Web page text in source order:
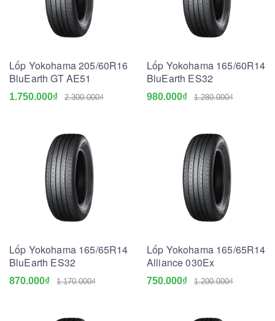
Lốp Yokohama 205/60R16
BluEarth GT AE51
1.750.000₫ 2.300.000₫
Lốp Yokohama 165/60R14
BluEarth ES32
980.000₫ 1.280.000₫
Lốp Yokohama 165/65R14
BluEarth ES32
870.000₫ 1.170.000₫
Lốp Yokohama 165/65R14
Alliance 030Ex
750.000₫ 1.200.000₫